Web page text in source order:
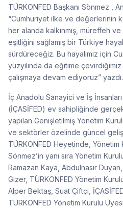
TÜRKONFED Başkanı Sönmez ,
“Cumhuriyet ilke ve değerlerinin
her alanda kalkınmış, müreffeh
eşitliğini sağlamış bir Türkiye
sürdüreceğiz. Bu hayalimiz için
yüzyılında da eğitime
çalışmaya devam ediyoruz” yazdı.
İç Anadolu Sanayici ve İş
(İÇASİFED) ev sahipliğinde
yapılan Genişletilmiş Yönetim
ve sektörler özelinde güncel
TÜRKONFED Heyetinde, Yönetim
Sönmez’in yanı sıra Yönetim
Ramazan Kaya, Abdulnasır
Gizer, TÜRKONFED Yönetim
Alper Bektaş, Suat Çiftçi,
TÜRKONFED Yönetim Kurulu